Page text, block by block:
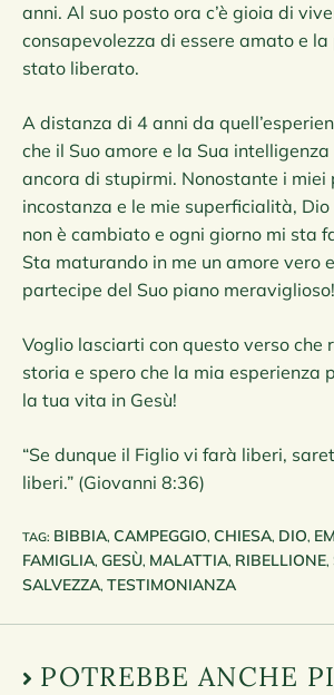
anni. Al suo posto ora c’è gioia di
consapevolezza di essere amato e la
stato liberato.
A distanza di 4 anni da
che il Suo amore e la Sua
ancora di stupirmi. Nonostante i miei
incostanza e le mie superficialità,
non è cambiato e ogni giorno mi sta
Sta maturando in me un amore vero
partecipe del Suo piano meraviglioso!
Voglio lasciarti con questo verso che
storia e spero che la mia esperienza
la tua vita in Gesù!
“Se dunque il Figlio vi farà liberi,
liberi.” (Giovanni 8:36)
TAG: BIBBIA, CAMPEGGIO, CHIESA, DIO,
FAMIGLIA, GESÙ, MALATTIA, RIBELLIONE,
SALVEZZA, TESTIMONIANZA
POTREBBE ANCHE